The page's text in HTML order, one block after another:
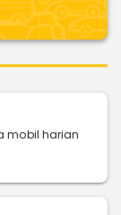
mobil harian